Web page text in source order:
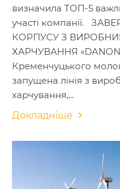
визначила ТОП-5
участі компанії.
КОРПУСУ З
ХАРЧУВАННЯ
Кременчуцького
запущена лінія з
харчування,...
Докладніше